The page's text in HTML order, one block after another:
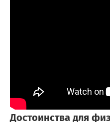
Достоинства для